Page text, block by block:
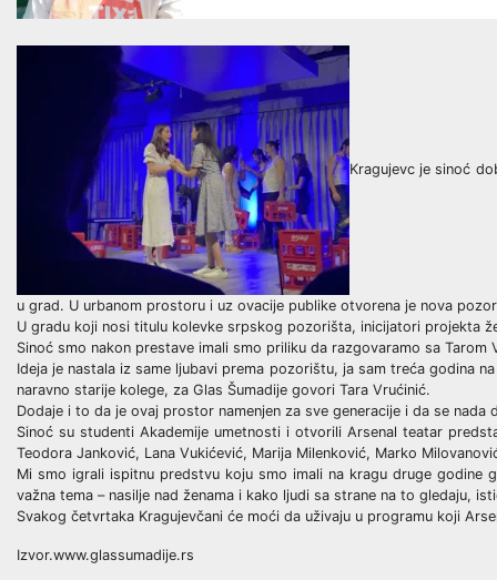
Kragujevc je sinoć
u grad. U urbanom prostoru i uz ovacije publike otvorena je nova
U gradu koji nosi titulu kolevke srpskog pozorišta, inicijatori projekta
Sinoć smo nakon prestave imali smo priliku da razgovaramo sa
Ideja je nastala iz same ljubavi prema pozorištu, ja sam treća godina
naravno starije kolege, za Glas Šumadije govori Tara Vrućinić.
Dodaje i to da je ovaj prostor namenjen za sve generacije i da se
Sinoć su studenti Akademije umetnosti i otvorili Arsenal teatar
Teodora Janković, Lana Vukićević, Marija Milenković, Marko
Mi smo igrali ispitnu predstvu koju smo imali na kragu druge godine
važna tema – nasilje nad ženama i kako ljudi sa strane na to gledaju,
Svakog četvrtaka Kragujevčani će moći da uživaju u programu koji
Izvor.www.glassumadije.rs